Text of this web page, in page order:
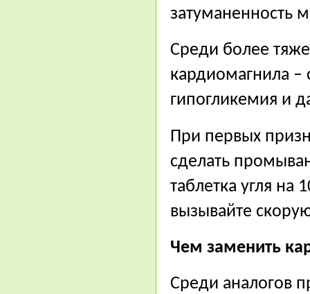
затуманенность
Среди более
кардиомагнила –
гипогликемия и
При первых
сделать
таблетка угля на
вызывайте
Чем заменить
Среди аналогов